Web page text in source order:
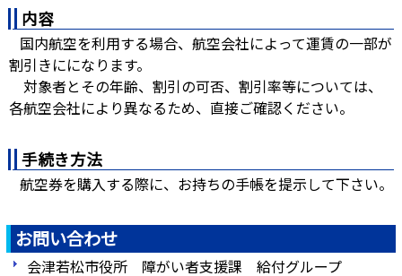
内容
国内航空を利用する場合、航空会社によって運賃の一部が
割引きにになります。
対象者とその年齢、割引の可否、割引率等については、
各航空会社により異なるため、直接ご確認ください。
手続き方法
航空券を購入する際に、お持ちの手帳を提示して下さい。
お問い合わせ
会津若松市役所 障がい者支援課 給付グループ